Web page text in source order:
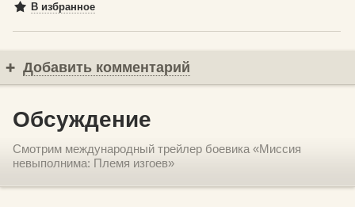
В избранное
Добавить комментарий
Обсуждение
Смотрим международный трейлер боевика «Миссия
невыполнима: Племя изгоев»